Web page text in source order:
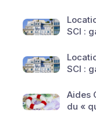
SCI :
SCI :
Aides
du «